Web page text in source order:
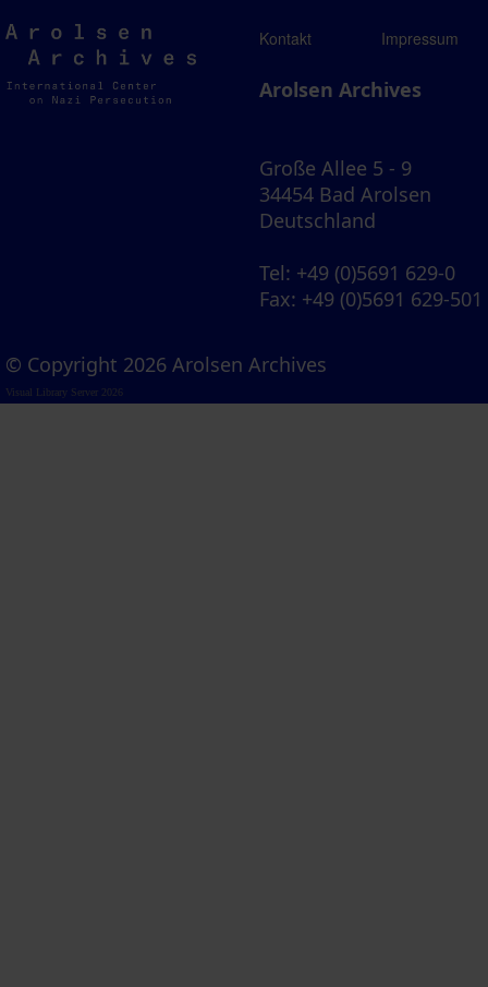
Arolsen
Archives
Kontakt Impressum
Arolsen Archives
Große Allee 5 - 9
34454 Bad Arolsen
Deutschland
Tel: +49 (0)5691 629-0
Fax: +49 (0)5691 629-501
© Copyright 2026 Arolsen Archives
Visual Library Server 2026